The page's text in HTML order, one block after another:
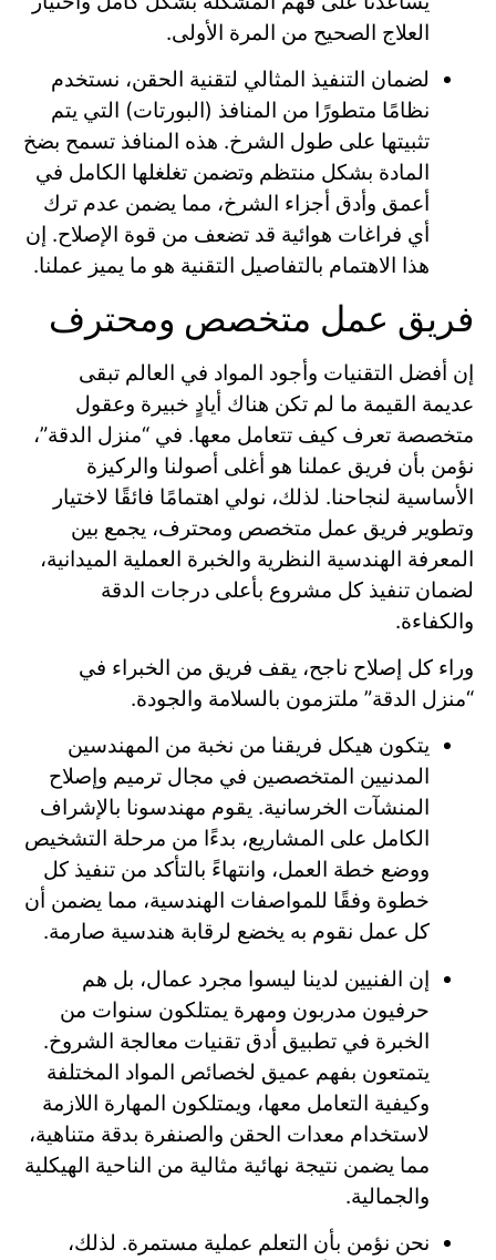
العلاج الصحيح من المرة الأولى.
لضمان التنفيذ المثالي لتقنية الحقن، نستخدم
نظامًا متطورًا من المنافذ (البورتات) التي يتم
تثبيتها على طول الشرخ. هذه المنافذ تسمح بضخ
المادة بشكل منتظم وتضمن تغلغلها الكامل في
أعمق وأدق أجزاء الشرخ، مما يضمن عدم ترك
أي فراغات هوائية قد تضعف من قوة الإصلاح. إن
هذا الاهتمام بالتفاصيل التقنية هو ما يميز عملنا.
فريق عمل متخصص ومحترف
إن أفضل التقنيات وأجود المواد في العالم تبقى
عديمة القيمة ما لم تكن هناك أيادٍ خبيرة وعقول
متخصصة تعرف كيف تتعامل معها. في “منزل الدقة”،
نؤمن بأن فريق عملنا هو أغلى أصولنا والركيزة
الأساسية لنجاحنا. لذلك، نولي اهتمامًا فائقًا لاختيار
وتطوير فريق عمل متخصص ومحترف، يجمع بين
المعرفة الهندسية النظرية والخبرة العملية الميدانية،
لضمان تنفيذ كل مشروع بأعلى درجات الدقة
والكفاءة.
وراء كل إصلاح ناجح، يقف فريق من الخبراء في
“منزل الدقة” ملتزمون بالسلامة والجودة.
يتكون هيكل فريقنا من نخبة من المهندسين
المدنيين المتخصصين في مجال ترميم وإصلاح
المنشآت الخرسانية. يقوم مهندسونا بالإشراف
الكامل على المشاريع، بدءًا من مرحلة التشخيص
ووضع خطة العمل، وانتهاءً بالتأكد من تنفيذ كل
خطوة وفقًا للمواصفات الهندسية، مما يضمن أن
كل عمل نقوم به يخضع لرقابة هندسية صارمة.
إن الفنيين لدينا ليسوا مجرد عمال، بل هم
حرفيون مدربون ومهرة يمتلكون سنوات من
الخبرة في تطبيق أدق تقنيات معالجة الشروخ.
يتمتعون بفهم عميق لخصائص المواد المختلفة
وكيفية التعامل معها، ويمتلكون المهارة اللازمة
لاستخدام معدات الحقن والصنفرة بدقة متناهية،
مما يضمن نتيجة نهائية مثالية من الناحية الهيكلية
والجمالية.
نحن نؤمن بأن التعلم عملية مستمرة. لذلك،